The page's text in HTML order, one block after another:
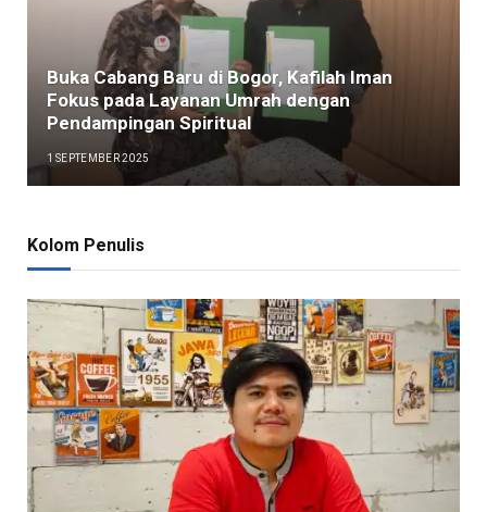
Buka Cabang Baru di Bogor, Kafilah Iman
Fokus pada Layanan Umrah dengan
Pendampingan Spiritual
1 SEPTEMBER 2025
Kolom Penulis